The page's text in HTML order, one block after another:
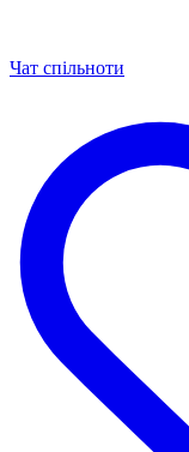
Чат спільноти